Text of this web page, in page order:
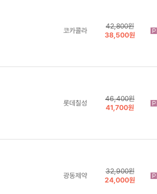
코카콜라
42,800원
38,500원
롯데칠성
46,400원
41,700원
광동제약
32,900원
24,000원